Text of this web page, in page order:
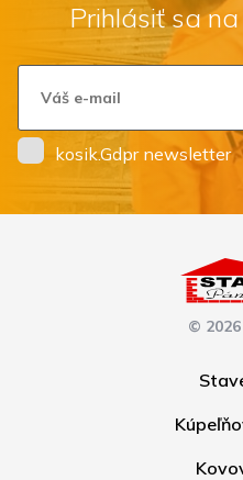
Prihlásiť sa
kosik.Gdpr newsletter
© 2026